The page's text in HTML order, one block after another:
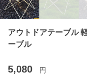
アウトドアテーブル
ーブル
5,080 円